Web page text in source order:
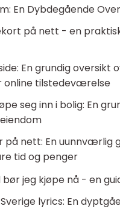
En Dybdegående
på nett - en
En grundig oversikt
online tilstedeværelse
seg inn i bolig: En
på nett: En uunnværlig
tid og penger
bør jeg kjøpe nå - en
lyrics: En